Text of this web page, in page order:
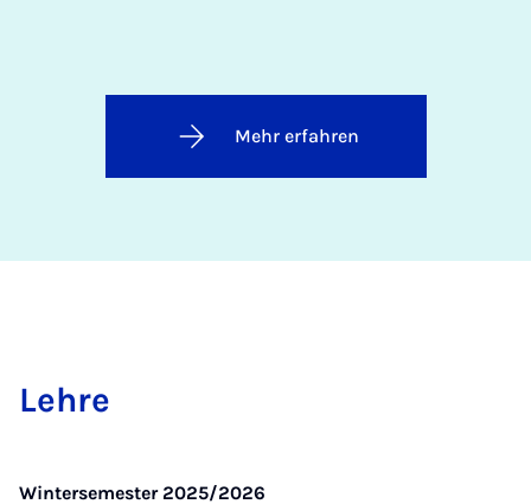
Mehr erfahren
Leh­re
Wintersemester 2025/2026